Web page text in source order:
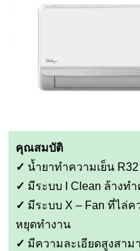
คุณสมบัติ
✓ น้ำยาทำความเย็น
✓ มีระบบ I Clean ล้างท
✓ มีระบบ X – Fan ที่ไล่
หยุดทำงาน
✓ มีความละเอียดสูงสาม